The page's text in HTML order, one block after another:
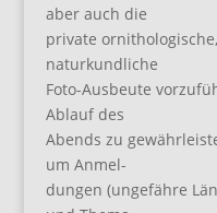
aber auch die
private
naturkundliche
Foto-Ausbeute
Ablauf des
Abends zu
um Anmel-
dungen (ungefähre